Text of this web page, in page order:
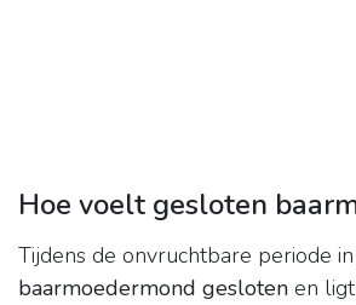
Hoe voelt gesloten
Tijdens de onvruchtbare periode
baarmoedermond gesloten en